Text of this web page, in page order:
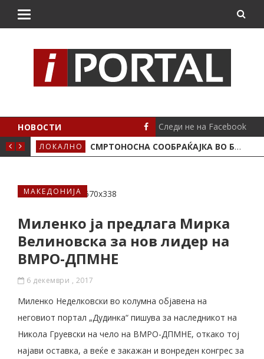
НОВОСТИ
ЛОКАЛНО СМРТОНОСНА СООБРАЌАЈКА ВО БУТЕЛ, ЖИВОТОТ ГО ЗАГУБИ 19-ГОДИШЕН МОТОЦИКЛИСТ
Следи не на Facebook
МАКЕДОНИЈА
Миленко ја предлага Мирка
Велиновска за нов лидер на
ВМРО-ДПМНЕ
6 декември , 2017
Миленко Неделковски во колумна објавена на
неговиот портал „Дудинка“ пишува за наследникот на
Никола Груевски на чело на ВМРО-ДПМНЕ, откако тој
најави оставка, а веќе е закажан и вонреден конгрес за